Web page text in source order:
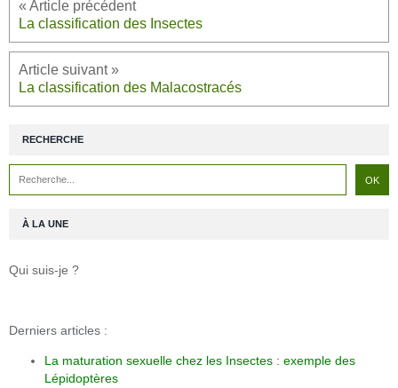
La classification des Insectes
La classification des Malacostracés
RECHERCHE
À LA UNE
Qui suis-je ?
Derniers articles :
La maturation sexuelle chez les Insectes : exemple des
Lépidoptères